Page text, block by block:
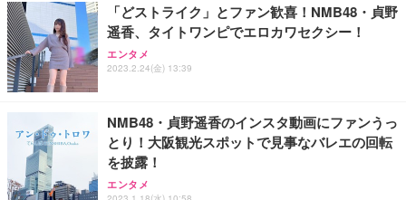
務用 おしゃれ パソコンチェア (ブラック)
Sezlife オフィスチェア デスクチェア 疲れない テレ
ワーク チェア 強化バックレスト 30度ロッキング機
能 人間工学 椅子 腰サポート 90度跳ね上げ式アーム
務用 おしゃれ パソコンチェア (ホワイト)
ANDWINT オフィスチェア デスクチェア 肘なし メ
ッシュ 通気性 ランバーサポート付き 腰サポート ガ
ス圧無段階昇降 360度回転 キャスター付き コンパク
ト 幅52×奥行58.5×高さ84～96cm テレワーク 在宅
【整備済み品】Dell E2724HS 27インチ 液晶モニタ
ー フルHD（1920×1080）VA 非光沢 HDMI/DisplayP
ort/VGA スピーカー内蔵 高さ調整 スイベル VESA対
【MiniLED/24.5inch/280Hz/FHD】GRAPHT THE S
HOOTER Gaming Monitor 24” Essential ゲーミン
グモニター QD 24.5インチ 1ms FHD 量子ドット 残
像低減 (3年保証 | 輝点保証 | 日本メーカー)
Smart Basic(スマートベーシック) 【Amazon.co.jp
限定】 Smart Basic アイリスオーヤマ ペットシーツ
超厚型 お徳用 ワイド 100枚入 (x 1) (ケース販売)
アイリスオーヤマ ペットシーツ 超厚型 お徳用 レギ
ュラー 200枚入【Amazon.co.jp限定】
「どストライク」とファン歓喜！NMB48・貞野
遥香、タイトワンピでエロカワセクシー！
エンタメ
2023.2.24(金) 13:39
NMB48・貞野遥香のインスタ動画にファンうっ
とり！大阪観光スポットで見事なバレエの回転
を披露！
エンタメ